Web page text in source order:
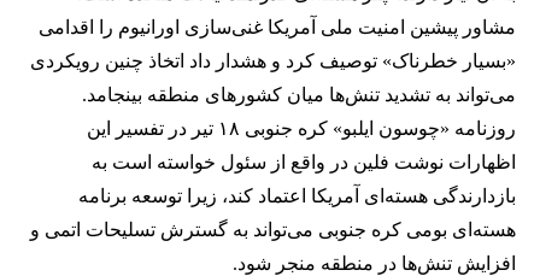
مشاور پیشین امنیت ملی آمریکا غنی‌سازی اورانیوم را اقدامی
«بسیار خطرناک» توصیف کرد و هشدار داد اتخاذ چنین رویکردی
می‌تواند به تشدید تنش‌ها میان کشورهای منطقه بینجامد.
روزنامه «چوسون ایلبو» کره جنوبی ۱۸ تیر در تفسیر این
اظهارات نوشت فلین در واقع از سئول خواسته است به
بازدارندگی هسته‌ای آمریکا اعتماد کند، زیرا توسعه برنامه
هسته‌ای بومی کره جنوبی می‌تواند به گسترش تسلیحات اتمی و
افزایش تنش‌ها در منطقه منجر شود.